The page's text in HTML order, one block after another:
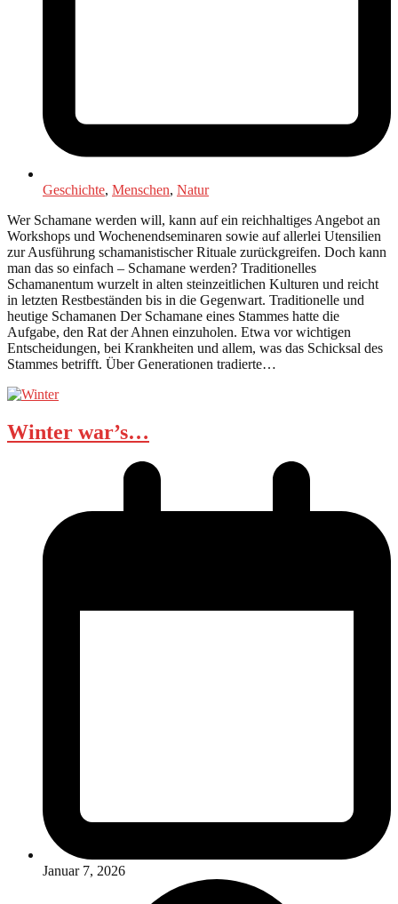
Geschichte, Menschen, Natur
Wer Schamane werden will, kann auf ein reichhaltiges Angebot an
Workshops und Wochenendseminaren sowie auf allerlei Utensilien
zur Ausführung schamanistischer Rituale zurückgreifen. Doch kann
man das so einfach – Schamane werden? Traditionelles
Schamanentum wurzelt in alten steinzeitlichen Kulturen und reicht
in letzten Restbeständen bis in die Gegenwart. Traditionelle und
heutige Schamanen Der Schamane eines Stammes hatte die
Aufgabe, den Rat der Ahnen einzuholen. Etwa vor wichtigen
Entscheidungen, bei Krankheiten und allem, was das Schicksal des
Stammes betrifft. Über Generationen tradierte…
Winter war’s…
Januar 7, 2026